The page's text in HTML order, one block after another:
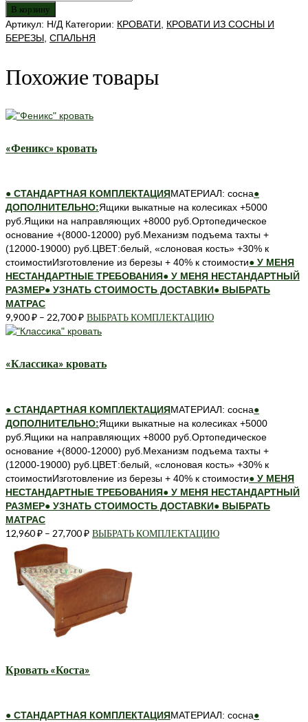
товара
"Икея"
кровать
В корзину
Артикул: Н/Д Категории: КРОВАТИ
КРОВАТИ ИЗ СОСНЫ И
БЕРЕЗЫ СПАЛЬНЯ
Похожие товары
«Феникс» кровать
● СТАНДАРТНАЯ КОМПЛЕКТАЦИЯМАТЕРИАЛ: сосна●
ДОПОЛНИТЕЛЬНО:Ящики выкатные на колесиках +5000
руб.Ящики на направляющих +8000 руб.Ортопедическое
основание +(8000-12000) руб.Механизм подъема тахты +
(12000-19000) руб.ЦВЕТ:белый, «слоновая кость» +30% к
стоимостиИзготовление из березы + 40% к стоимости● У МЕНЯ
НЕСТАНДАРТНЫЕ ТРЕБОВАНИЯ● У МЕНЯ НЕСТАНДАРТНЫЙ
РАЗМЕР● УЗНАТЬ СТОИМОСТЬ ДОСТАВКИ● ВЫБРАТЬ
МАТРАС
9,900₽ – 22,700₽ ВЫБРАТЬ КОМПЛЕКТАЦИЮЭтот
выбрать
на
странице
товара.
«Классика» кровать
● СТАНДАРТНАЯ КОМПЛЕКТАЦИЯМАТЕРИАЛ: сосна●
ДОПОЛНИТЕЛЬНО:Ящики выкатные на колесиках +5000
руб.Ящики на направляющих +8000 руб.Ортопедическое
основание +(8000-12000) руб.Механизм подъема тахты +
(12000-19000) руб.ЦВЕТ:белый, «слоновая кость» +30% к
стоимостиИзготовление из березы + 40% к стоимости● У МЕНЯ
НЕСТАНДАРТНЫЕ ТРЕБОВАНИЯ● У МЕНЯ НЕСТАНДАРТНЫЙ
РАЗМЕР● УЗНАТЬ СТОИМОСТЬ ДОСТАВКИ● ВЫБРАТЬ
МАТРАС
12,960₽ – 27,700₽ ВЫБРАТЬ КОМПЛЕКТАЦИЮЭтот
Кровать «Коста»
● СТАНДАРТНАЯ КОМПЛЕКТАЦИЯМАТЕРИАЛ: сосна●